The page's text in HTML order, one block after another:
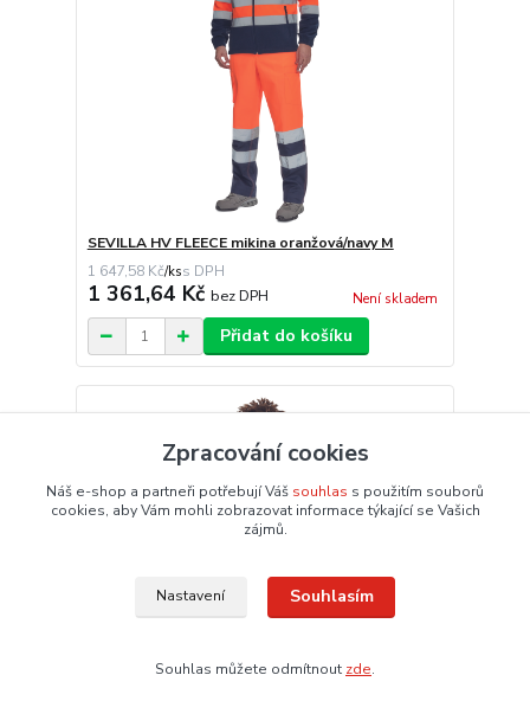
SEVILLA HV FLEECE mikina oranžová/navy M
1 647,58 Kč/ks
1 361,64 Kč bez DPH Není skladem
Přidat do košíku
Zpracování cookies
Náš e-shop a partneři potřebují Váš souhlas s použitím souborů
cookies, aby Vám mohli zobrazovat informace týkající se Vašich
zájmů.
Nastavení Souhlasím
Souhlas můžete odmítnout zde.